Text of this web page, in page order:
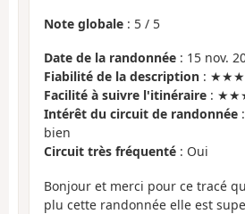
Note globale : 5 / 5
Date de la randonnée : 15 nov.
Fiabilité de la description :
Facilité à suivre l'itinéraire :
Intérêt du circuit de randonnée
bien
Circuit très fréquenté : Oui
Bonjour et merci pour ce tracé
plu cette randonnée elle est